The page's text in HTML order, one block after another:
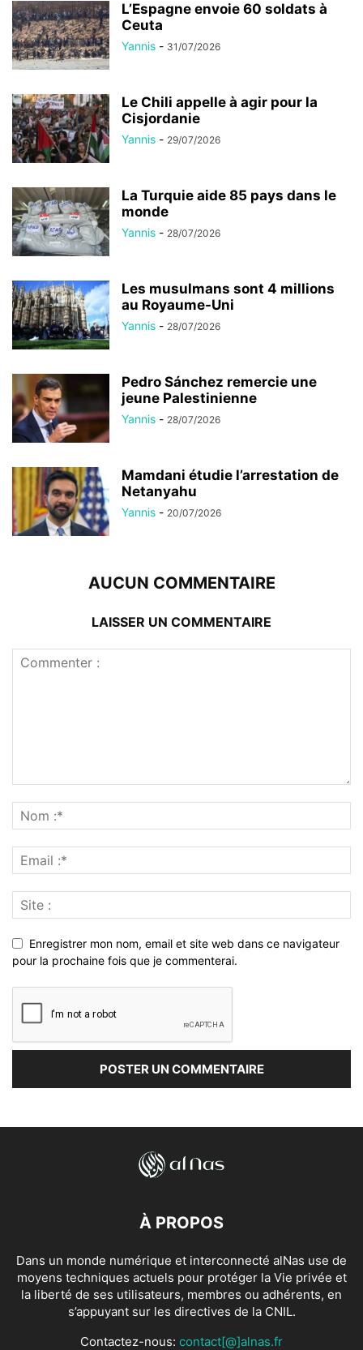
L’Espagne envoie 60 soldats à
Ceuta
Yannis - 31/07/2026
Le Chili appelle à agir pour la
Cisjordanie
Yannis - 29/07/2026
La Turquie aide 85 pays dans le
monde
Yannis - 28/07/2026
Les musulmans sont 4 millions
au Royaume-Uni
Yannis - 28/07/2026
Pedro Sánchez remercie une
jeune Palestinienne
Yannis - 28/07/2026
Mamdani étudie l’arrestation de
Netanyahu
Yannis - 20/07/2026
AUCUN COMMENTAIRE
LAISSER UN COMMENTAIRE
Enregistrer mon nom, email et site web dans ce navigateur
pour la prochaine fois que je commenterai.
À PROPOS
Dans un monde numérique et interconnecté alNas use de
moyens techniques actuels pour protéger la Vie privée et
la liberté de ses utilisateurs, membres ou adhérents, en
s’appuyant sur les directives de la CNIL.
Contactez-nous: contact[@]alnas.fr